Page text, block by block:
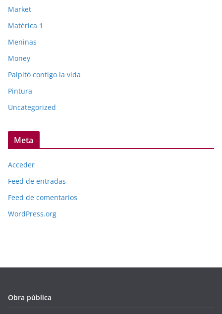
Market
Matérica 1
Meninas
Money
Palpitó contigo la vida
Pintura
Uncategorized
Meta
Acceder
Feed de entradas
Feed de comentarios
WordPress.org
Obra pública